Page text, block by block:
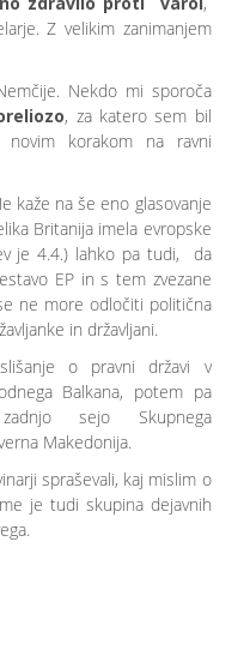
Z velikim zanimanjem
Nekdo mi sporoča
, za katero sem bil
novim korakom na ravni
kaže na še eno glasovanje
Britanija imela evropske
je 4.4.) lahko pa tudi, da
EP in s tem zvezane
ne more odločiti politična
in državljani.
o pravni državi v
Balkana, potem pa
sejo Skupnega
Makedonija.
spraševali, kaj mislim o
je tudi skupina dejavnih